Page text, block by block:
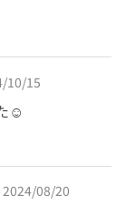
します。
ださい🧸
10/15
☺︎
2024/08/20